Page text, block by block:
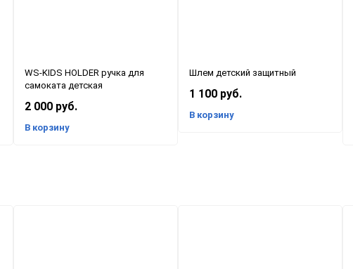
WS-KIDS HOLDER ручка для
самоката детская
2 000 руб.
В корзину
Шлем детский защитный
1 100 руб.
В корзину